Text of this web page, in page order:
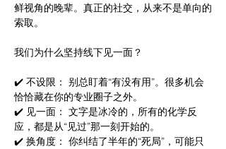
鲜视角的晚辈。真正的社交，从来不是单向的
索取。
我们为什么坚持线下见一面？
✔️ 不设限： 别总盯着“有没有用”。很多机会
恰恰藏在你的专业圈子之外。
✔️ 见一面： 文字是冰冷的，所有的化学反
应，都是从“见过”那一刻开始的。
✔️ 换角度： 你纠结了半年的“死局”，可能只